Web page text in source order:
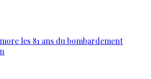
les 81 ans du bombardement